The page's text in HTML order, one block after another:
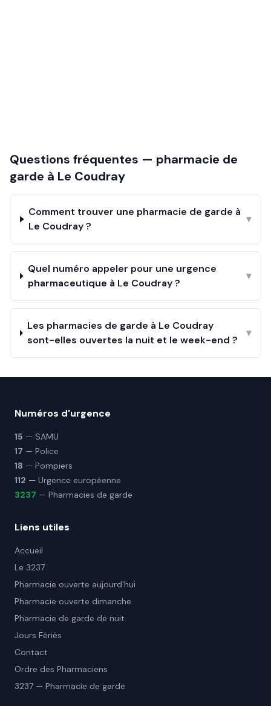
Questions fréquentes — pharmacie de
garde à Le Coudray
Comment trouver une pharmacie de garde à
Le Coudray ?
▾
Quel numéro appeler pour une urgence
pharmaceutique à Le Coudray ?
▾
Les pharmacies de garde à Le Coudray
sont-elles ouvertes la nuit et le week-end ?
▾
Numéros d'urgence
15 — SAMU
17 — Police
18 — Pompiers
112 — Urgence européenne
3237 — Pharmacies de garde
Liens utiles
Accueil
Le 3237
Pharmacie ouverte aujourd'hui
Pharmacie ouverte dimanche
Pharmacie de garde de nuit
Jours Fériés
Contact
Ordre des Pharmaciens
3237 — Pharmacie de garde